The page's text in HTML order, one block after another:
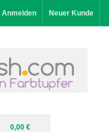
Anmelden Neuer Kunde
0,00 €